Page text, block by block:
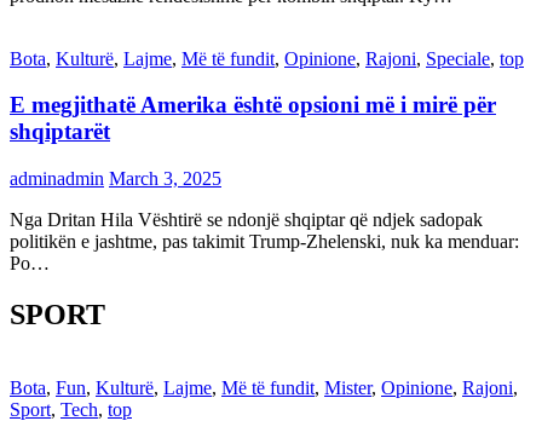
Bota, Kulturë, Lajme, Më të fundit, Opinione, Rajoni, Speciale, top
E megjithatë Amerika është opsioni më i mirë për
shqiptarët
adminadmin March 3, 2025
Nga Dritan Hila Vështirë se ndonjë shqiptar që ndjek sadopak
politikën e jashtme, pas takimit Trump-Zhelenski, nuk ka menduar:
Po…
SPORT
Bota, Fun, Kulturë, Lajme, Më të fundit, Mister, Opinione, Rajoni,
Sport, Tech, top